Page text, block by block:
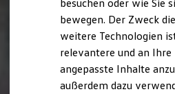
Kaufoptionen
E-Auto-Förderung
Software und
Die ID. Software 6
ID. Software
Digitale Extras
Schnittstellen zu
besuchen oder wie Sie
bewegen. Der Zweck
weitere Technologien
relevantere und an Ihre
angepasste Inhalte
außerdem dazu